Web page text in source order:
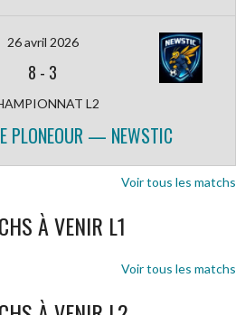
26 avril 2026
8 - 3
L2
PLONEOUR — NEWSTIC
Voir tous les matchs
À VENIR L1
Voir tous les matchs